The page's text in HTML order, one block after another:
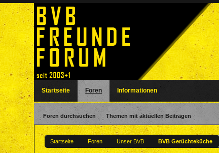
Startseite Foren Unser BVB BVB Gerüchteküche
Startseite Foren
Foren durchsuchen Themen mit aktuellen Beiträgen
Informationen